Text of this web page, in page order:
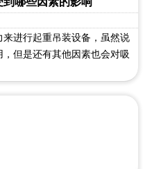
进行起重吊装设备，虽然说
但是还有其他因素也会对吸